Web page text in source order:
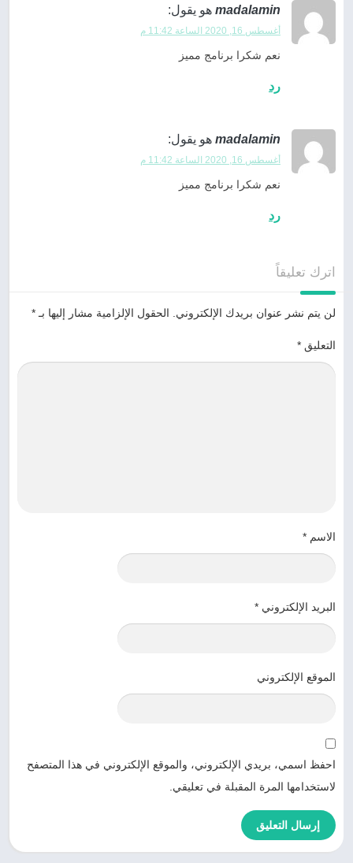
madalamin هو يقول:
أغسطس 16, 2020 الساعة 11:42 م
نعم شكرا برنامج مميز
رد
madalamin هو يقول:
أغسطس 16, 2020 الساعة 11:42 م
نعم شكرا برنامج مميز
رد
اترك تعليقاً
لن يتم نشر عنوان بريدك الإلكتروني. الحقول الإلزامية مشار إليها بـ *
التعليق *
الاسم *
البريد الإلكتروني *
الموقع الإلكتروني
احفظ اسمي، بريدي الإلكتروني، والموقع الإلكتروني في هذا المتصفح
لاستخدامها المرة المقبلة في تعليقي.